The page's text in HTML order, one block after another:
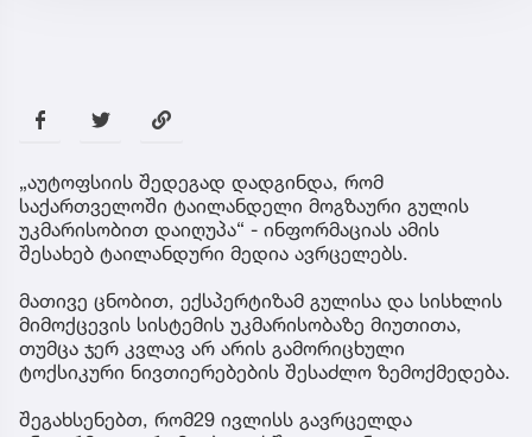
„აუტოფსიის შედეგად დადგინდა, რომ
საქართველოში ტაილანდელი მოგზაური გულის
უკმარისობით დაიღუპა“ - ინფორმაციას ამის
შესახებ ტაილანდური მედია ავრცელებს.
მათივე ცნობით, ექსპერტიზამ გულისა და სისხლის
მიმოქცევის სისტემის უკმარისობაზე მიუთითა,
თუმცა ჯერ კვლავ არ არის გამორიცხული
ტოქსიკური ნივთიერებების შესაძლო ზემოქმედება.
შეგახსენებთ, რომ29 ივლისს გავრცელდა